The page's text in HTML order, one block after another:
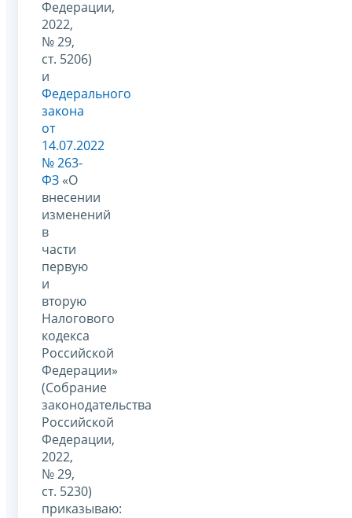
Федерации,
2022,
№ 29,
ст. 5206)
и
Федерального
закона
от
14.07.2022
№ 263-
ФЗ «О
внесении
изменений
в
части
первую
и
вторую
Налогового
кодекса
Российской
Федерации»
(Собрание
законодательства
Российской
Федерации,
2022,
№ 29,
ст. 5230)
приказываю: